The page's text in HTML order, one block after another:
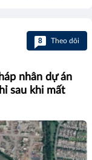
8 Theo dõi
nhân dự án
sau khi mất